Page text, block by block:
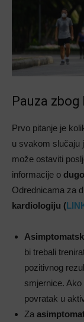
Pauza
Prvo pitanje je
u svakom slučaju
može ostaviti
informacije o
Odrednicama za
kardiologiju (
bi trebali
pozitivnog
smjernice.
povratak u
Za